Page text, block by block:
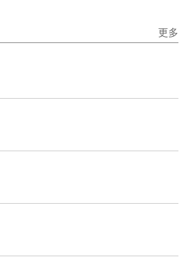
更多